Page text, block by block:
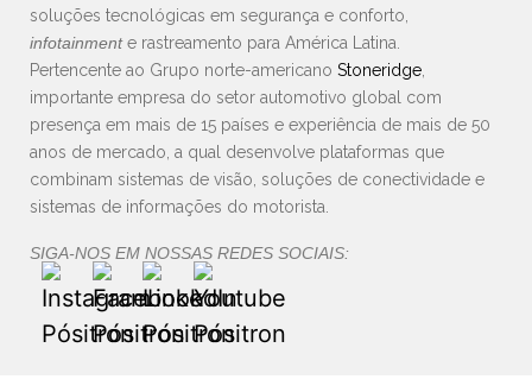
soluções tecnológicas em segurança e conforto,
infotainmente rastreamento para América Latina.
Pertencente ao Grupo norte-americano Stoneridge
importante empresa do setor automotivo global com
presença em mais de 15 países e experiência de mais de 50
anos de mercado, a qual desenvolve plataformas que
combinam sistemas de visão, soluções de conectividade e
sistemas de informações do motorista.
SIGA-NOS EM NOSSAS REDES SOCIAIS: